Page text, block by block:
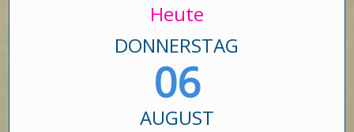
Heute
DONNERSTAG
06
AUGUST